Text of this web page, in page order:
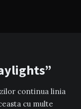
continua linia
cu multe